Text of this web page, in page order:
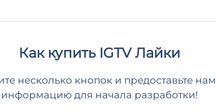
Как купить IGTV Лайки
несколько кнопок и предоставьте
информацию для начала разработки!